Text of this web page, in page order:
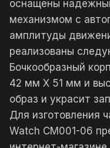
оснащены
механизмом с
амплитуды
реализованы
Бочкообразный
42 мм X 51 мм и
образ и украсит
Для изготовления
Watch CM001-06